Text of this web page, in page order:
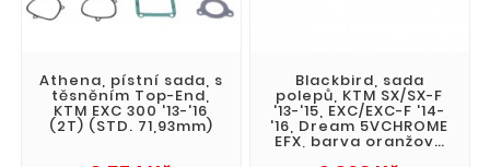
Athena, pístní sada, s
těsněním Top-End,
KTM EXC 300 '13-'16
(2T) (STD. 71,93mm)
Blackbird, sada
polepů, KTM SX/SX-F
'13-'15, EXC/EXC-F '14-
'16, Dream 5VCHROME
EFX, barva oranžová